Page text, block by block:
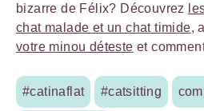
bizarre de Félix? Découvrez
chat malade et un chat timide,
votre minou déteste et
#catinaflat #catsitting